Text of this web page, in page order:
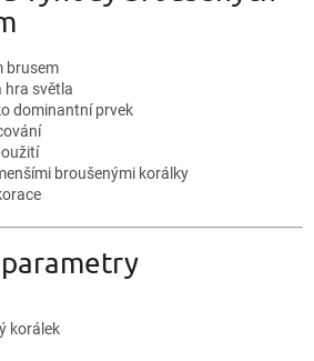
brusem
hra světla
dominantní prvek
broušenými korálky
korálek